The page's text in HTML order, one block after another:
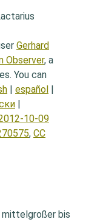
Gerhard
Observer, a
You can
| español |
|
10-09
, CC
mittelgroßer bis